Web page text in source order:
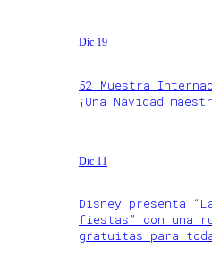
Dic 19
52 Muestra
¡Una Navidad
Dic 11
Disney presenta
fiestas” con una
gratuitas para